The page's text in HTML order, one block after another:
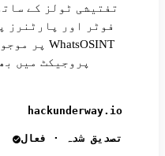
تفتیشی ٹولز کے
فوٹر اور پارٹنرز
پروجیکٹ میں
hackunderway.io
تصدیق شدہ · فعال